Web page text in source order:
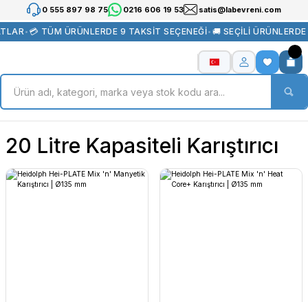
0 555 897 98 75 0216 606 19 53 satis@labevreni.com
•💳 TÜM ÜRÜNLERDE 9 TAKSİT SEÇENEĞİ•🚚 SEÇİLİ ÜRÜNLERDE
20 Litre Kapasiteli Karıştırıcı